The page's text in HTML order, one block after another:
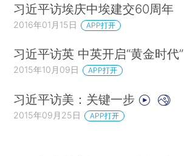
习近平访埃庆中埃建交60周年
2016年01月15日 APP打开
习近平访英 中英开启“黄金时代”
2015年10月09日 APP打开
习近平访美：关键一步
2015年09月25日 APP打开